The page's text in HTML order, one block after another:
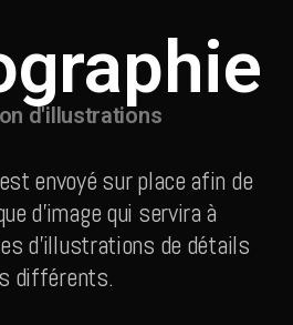
d'illustrations
envoyé sur place afin de
d’image qui servira à
d’illustrations de détails
différents.